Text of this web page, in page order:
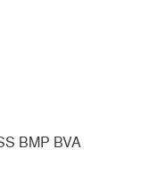
BMP BVA